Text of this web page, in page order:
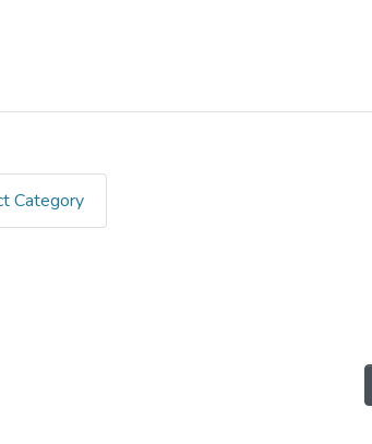
Category